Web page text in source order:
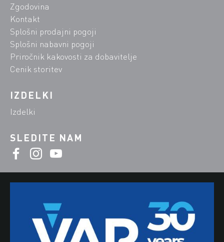
Zgodovina
Kontakt
Splošni prodajni pogoji
Splošni nabavni pogoji
Priročnik kakovosti za dobavitelje
Cenik storitev
IZDELKI
Izdelki
SLEDITE NAM